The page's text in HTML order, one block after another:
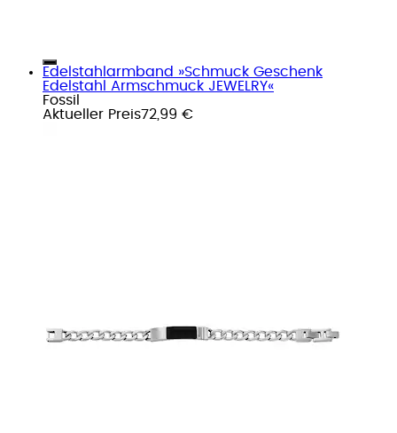
Edelstahlarmband »Schmuck Geschenk
Edelstahl Armschmuck JEWELRY«
Fossil
Aktueller Preis72,99 €